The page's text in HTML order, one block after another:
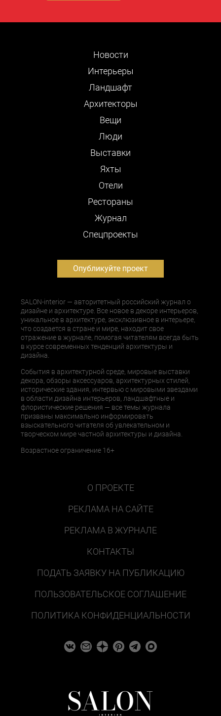
Новости
Интерьеры
Ландшафт
Архитекторы
Вещи
Люди
Выставки
Яхты
Отели
Рестораны
Журнал
Cпецпроекты
Опубликуйте проект
SALON-interior — авторитетный российский журнал о
дизайне и архитектуре. Все новое в декоре интерьеров,
уникальное в архитектуре, эксклюзивное в интерьере,
что создается в стране и мире, находит свое
отражение в журнале, помогая читателям всегда быть
в курсе современных тенденций архитектуры и
дизайна.
События в архитектурной среде, мировые выставки
декора, обзоры аксессуаров, архитектурных стилей,
исторические здания, интервью с мировыми звездами
в области дизайна интерьеров, ландшафтные и
флористические решения — все темы журнала
призваны максимально информировать
взыскательного читателя об увлекательном и
творческом мире частной архитектуры и дизайна.
Возрастное ограничение 16+
О ПРОЕКТЕ
РЕКЛАМА НА САЙТЕ
РЕКЛАМА В ЖУРНАЛЕ
КОНТАКТЫ
ПОДАТЬ ЗАЯВКУ НА ПУБЛИКАЦИЮ
ПОЛЬЗОВАТЕЛЬСКОЕ СОГЛАШЕНИЕ
ПОЛИТИКА КОНФИДЕНЦИАЛЬНОСТИ